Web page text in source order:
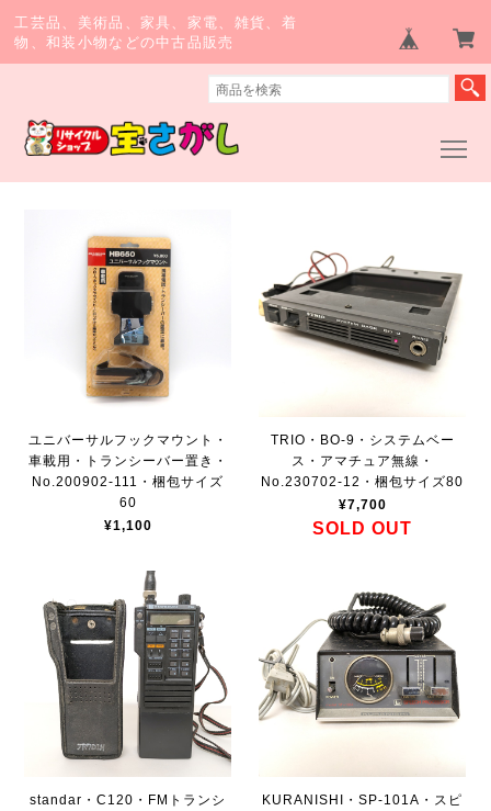
工芸品、美術品、家具、家電、雑貨、着
物、和装小物などの中古品販売
ユニバーサルフックマウント・
車載用・トランシーバー置き・
No.200902-111・梱包サイズ
60
¥1,100
TRIO・BO-9・システムベー
ス・アマチュア無線・
No.230702-12・梱包サイズ80
¥7,700
SOLD OUT
standar・C120・FMトランシ
KURANISHI・SP-101A・スピ